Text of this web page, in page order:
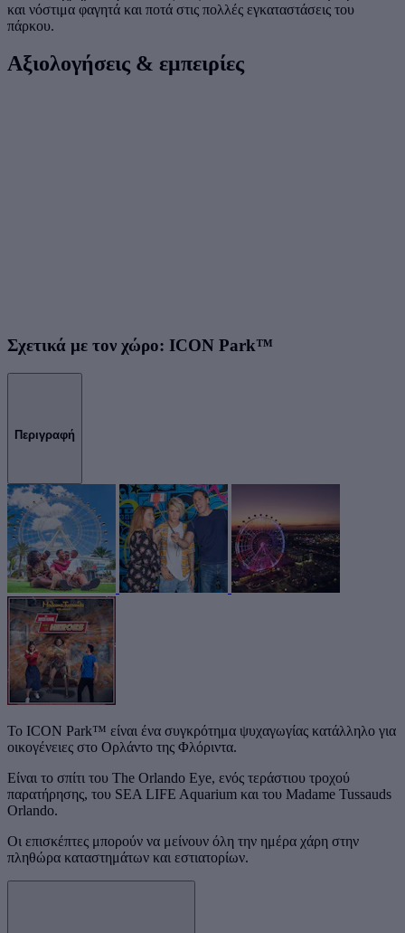
και νόστιμα φαγητά και ποτά στις πολλές εγκαταστάσεις του
πάρκου.
Αξιολογήσεις & εμπειρίες
Σχετικά με τον χώρο: ICON Park™
Περιγραφή
Το ICON Park™ είναι ένα συγκρότημα ψυχαγωγίας κατάλληλο για
οικογένειες στο Ορλάντο της Φλόριντα.
Είναι το σπίτι του The Orlando Eye, ενός τεράστιου τροχού
παρατήρησης, του SEA LIFE Aquarium και του Madame Tussauds
Orlando.
Οι επισκέπτες μπορούν να μείνουν όλη την ημέρα χάρη στην
πληθώρα καταστημάτων και εστιατορίων.